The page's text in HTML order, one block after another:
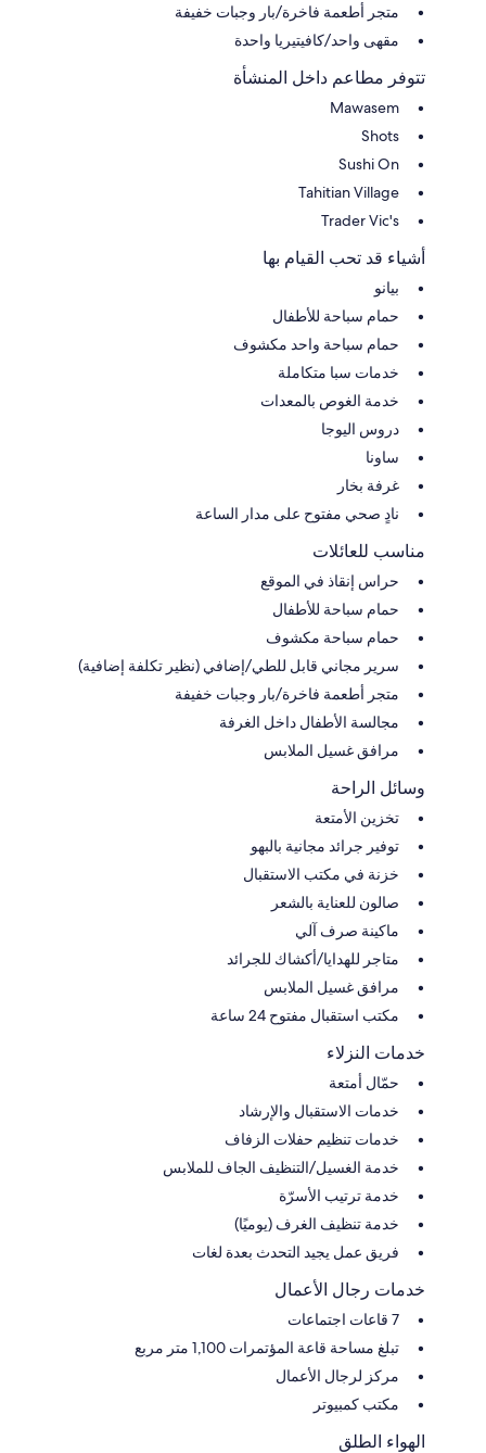
متجر أطعمة فاخرة/بار وجبات خفيفة
مقهى واحد/كافيتيريا واحدة
تتوفر مطاعم داخل المنشأة
Mawasem
Shots
Sushi On
Tahitian Village
Trader Vic's
أشياء قد تحب القيام بها
بيانو
حمام سباحة للأطفال
حمام سباحة واحد مكشوف
خدمات سبا متكاملة
خدمة الغوص بالمعدات
دروس اليوجا
ساونا
غرفة بخار
نادٍ صحي مفتوح على مدار الساعة
مناسب للعائلات
حراس إنقاذ في الموقع
حمام سباحة للأطفال
حمام سباحة مكشوف
سرير مجاني قابل للطي/إضافي (نظير تكلفة إضافية)
متجر أطعمة فاخرة/بار وجبات خفيفة
مجالسة الأطفال داخل الغرفة
مرافق غسيل الملابس
وسائل الراحة
تخزين الأمتعة
توفير جرائد مجانية بالبهو
خزنة في مكتب الاستقبال
صالون للعناية بالشعر
ماكينة صرف آلي
متاجر للهدايا/أكشاك للجرائد
مرافق غسيل الملابس
مكتب استقبال مفتوح 24 ساعة
خدمات النزلاء
حمّال أمتعة
خدمات الاستقبال والإرشاد
خدمات تنظيم حفلات الزفاف
خدمة الغسيل/التنظيف الجاف للملابس
خدمة ترتيب الأسرّة
خدمة تنظيف الغرف (يوميًا)
فريق عمل يجيد التحدث بعدة لغات
خدمات رجال الأعمال
7 قاعات اجتماعات
تبلغ مساحة قاعة المؤتمرات 1,100 متر مربع
مركز لرجال الأعمال
مكتب كمبيوتر
الهواء الطلق